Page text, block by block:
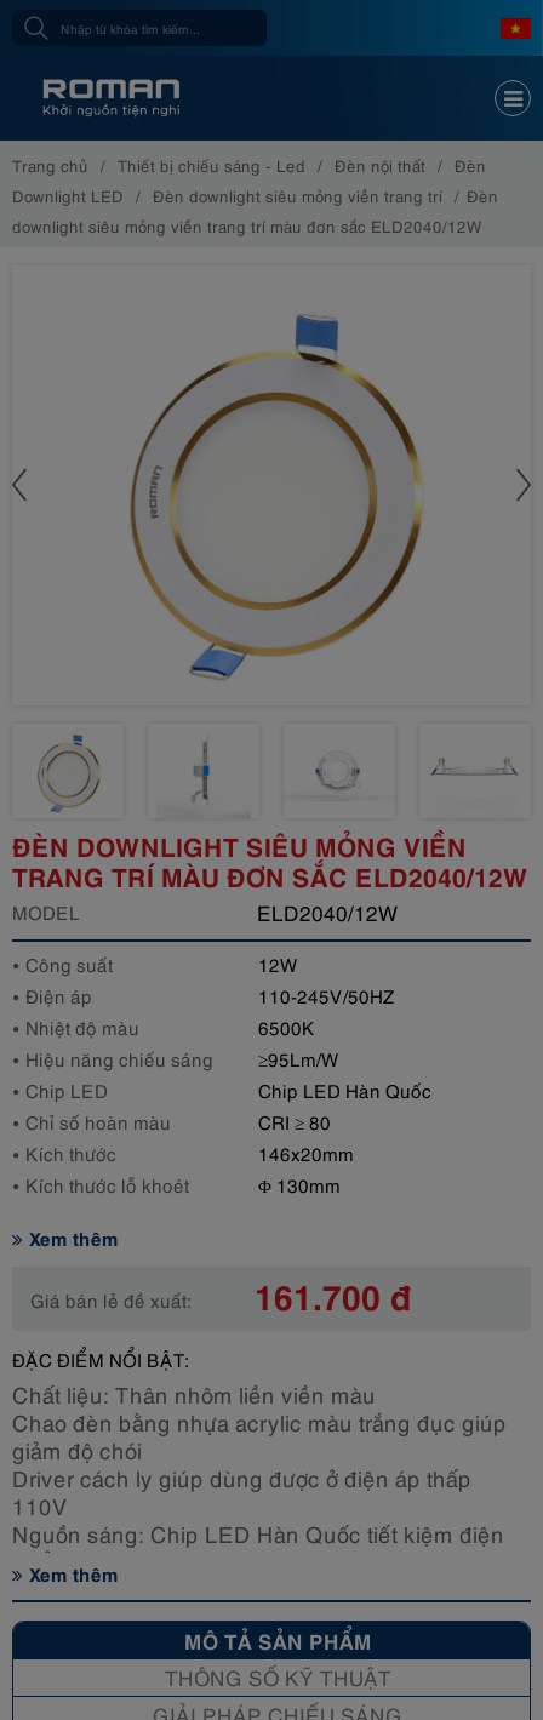
Trang chủ Thiết bị chiếu sáng - Led Đèn nội thất
Đèn
Downlight LED
Đèn downlight siêu mỏng viền trang trí
Đèn
downlight siêu mỏng viền trang trí màu đơn sắc ELD2040/12W
ĐÈN DOWNLIGHT SIÊU MỎNG VIỀN
TRANG TRÍ MÀU ĐƠN SẮC ELD2040/12W
MODEL ELD2040/12W
Công suất
12W
Điện áp
110-245V/50HZ
Nhiệt độ màu
6500K
Hiệu năng chiếu sáng
≥95Lm/W
Chip LED
Chip LED Hàn Quốc
Chỉ số hoàn màu
CRI ≥ 80
Kích thước
146x20mm
Kích thước lỗ khoét
Φ 130mm
Xem thêm
Giá bán lẻ đề xuất: 161.700 đ
ĐẶC ĐIỂM NỔI BẬT:
Chất liệu: Thân nhôm liền viền màu
Chao đèn bằng nhựa acrylic màu trắng đục giúp
giảm độ chói
Driver cách ly giúp dùng được ở điện áp thấp
110V
Nguồn sáng: Chip LED Hàn Quốc tiết kiệm điện
Tuổi thọ chip Led lên đến 30.000 giờ
Xem thêm
MÔ TẢ SẢN PHẨM
THÔNG SỐ KỸ THUẬT
GIẢI PHÁP CHIẾU SÁNG